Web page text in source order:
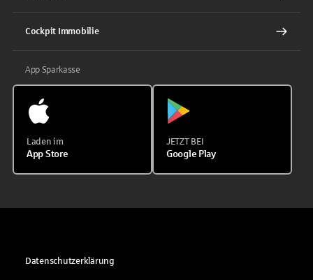
Cockpit Immobilie
App Sparkasse
Laden im
App Store
JETZT BEI
Google Play
Datenschutzerklärung